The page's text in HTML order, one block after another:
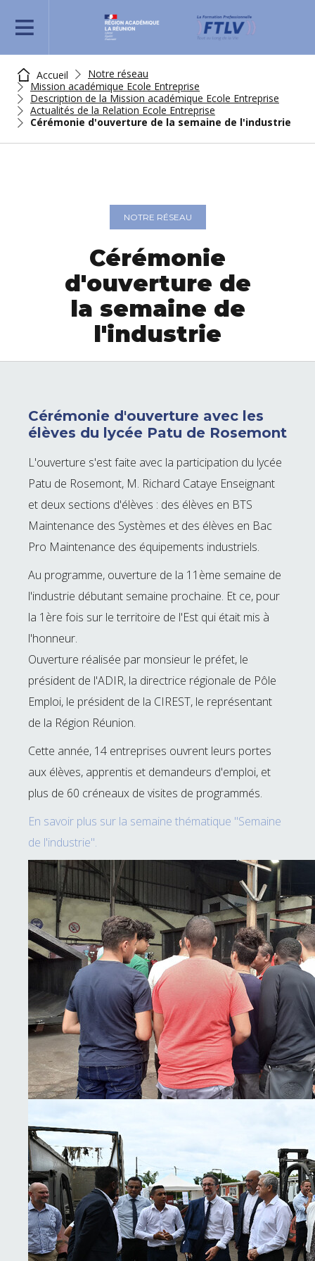
REJOIGNEZ-NOUS
Accueil
Notre réseau
Mission académique Ecole Entreprise
Description de la Mission académique Ecole Entreprise
Actualités de la Relation Ecole Entreprise
Cérémonie d'ouverture de la semaine de l'industrie
NOTRE RÉSEAU
Cérémonie
d'ouverture de
la semaine de
l'industrie
Cérémonie d'ouverture avec les
élèves du lycée Patu de Rosemont
L'ouverture s'est faite avec la participation du lycée
Patu de Rosemont, M. Richard Cataye Enseignant
et deux sections d'élèves : des élèves en BTS
Maintenance des Systèmes et des élèves en Bac
Pro Maintenance des équipements industriels.
Au programme, ouverture de la 11ème semaine de
l'industrie débutant semaine prochaine. Et ce, pour
la 1ère fois sur le territoire de l'Est qui était mis à
l'honneur.
Ouverture réalisée par monsieur le préfet, le
président de l'ADIR, la directrice régionale de Pôle
Emploi, le président de la CIREST, le représentant
de la Région Réunion.
Cette année, 14 entreprises ouvrent leurs portes
aux élèves, apprentis et demandeurs d'emploi, et
plus de 60 créneaux de visites de programmés.
En savoir plus sur la semaine thématique "Semaine
de l'industrie".